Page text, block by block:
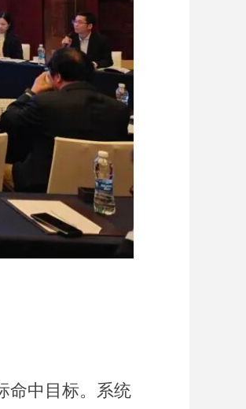
命中目标。系统